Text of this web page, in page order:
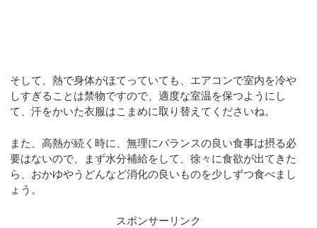
そして、熱で身体がほてっていても、エアコンで室内を冷や
しすぎることは禁物ですので、適度な室温を保つようにし
て、汗をかいた衣服はこまめに取り替えてくださいね。
また、高熱が続く時に、無理にバランスの良い食事は摂る必
要はないので、まず水分補給をして、徐々に食欲が出てきた
ら、おかゆやうどんなど消化の良いものを少しずつ食べまし
ょう。
スポンサーリンク